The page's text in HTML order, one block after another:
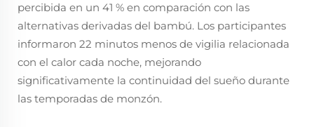
percibida en un 41 % en comparación con las
alternativas derivadas del bambú. Los participantes
informaron 22 minutos menos de vigilia relacionada
con el calor cada noche, mejorando
significativamente la continuidad del sueño durante
las temporadas de monzón.